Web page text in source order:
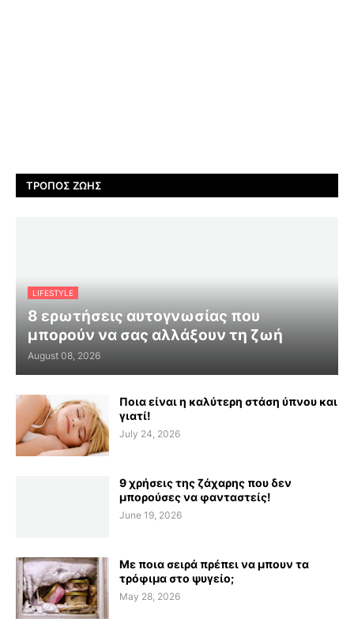
ΤΡΌΠΟΣ ΖΩΉΣ
LIFESTYLE
8 ερωτήσεις αυτογνωσίας που
μπορούν να σας αλλάξουν τη ζωή
August 08, 2026
Ποια είναι η καλύτερη στάση ύπνου και
γιατί!
July 24, 2026
9 χρήσεις της ζάχαρης που δεν
μπορούσες να φανταστείς!
June 19, 2026
Με ποια σειρά πρέπει να μπουν τα
τρόφιμα στο ψυγείο;
May 28, 2026